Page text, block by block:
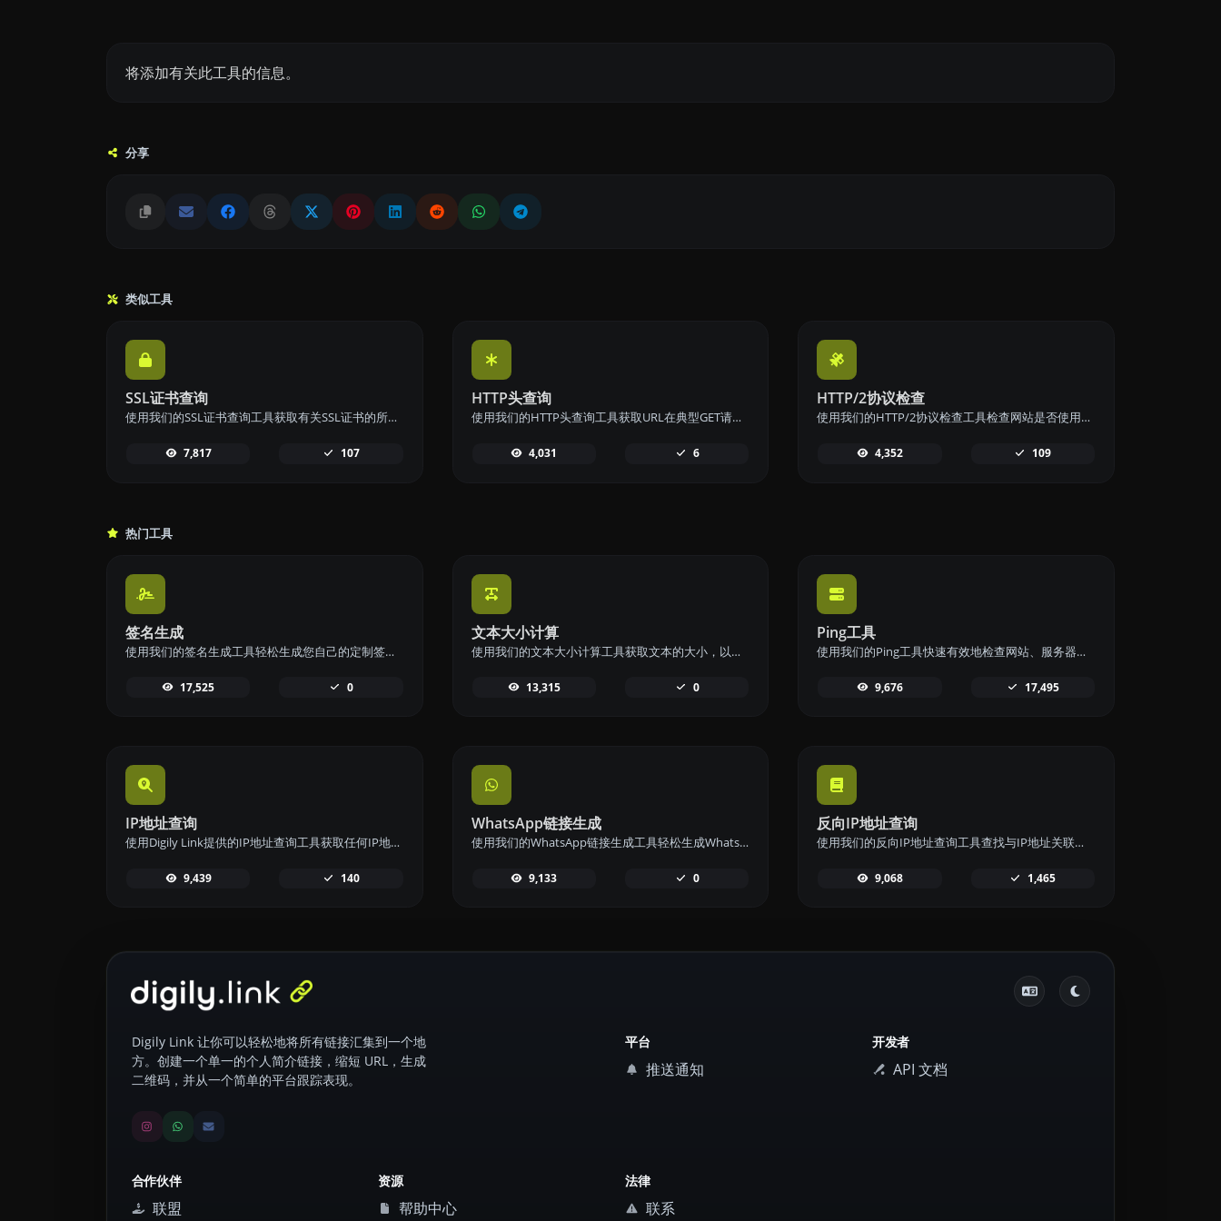
将添加有关此工具的信息。
分享
类似工具
SSL证书查询
使用我们的SSL证书查询工具获取有关SSL证书的所有可能详细信息，以确保您的网站安全。
7,817 107
HTTP头查询
使用我们的HTTP头查询工具获取URL在典型GET请求中返回的所有HTTP头信息。
4,031 6
HTTP/2协议检查
使用我们的HTTP/2协议检查工具检查网站是否使用新的HTTP/2协议，以确保最佳性能。
4,352 109
热门工具
签名生成
使用我们的签名生成工具轻松生成您自己的定制签名，并轻松下载，实现个性化签名。
17,525 0
文本大小计算
使用我们的文本大小计算工具获取文本的大小，以字节（B）、千字节（KB）或兆字节（MB）表示。
13,315 0
Ping工具
使用我们的Ping工具快速有效地检查网站、服务器或端口的可用性和响应时间。
9,676 17,495
IP地址查询
使用Digily Link提供的IP地址查询工具获取任何IP地址的详细信息。
9,439 140
WhatsApp链接生成
使用我们的WhatsApp链接生成工具轻松生成WhatsApp消息链接，实现快速沟通。
9,133 0
反向IP地址查询
使用我们的反向IP地址查询工具查找与IP地址关联的域名或主机。
9,068 1,465
Digily Link 让你可以轻松地将所有链接汇集到一个地
方。创建一个单一的个人简介链接，缩短 URL，生成
二维码，并从一个简单的平台跟踪表现。
平台
推送通知
开发者
API 文档
合作伙伴
联盟
资源
帮助中心
法律
联系